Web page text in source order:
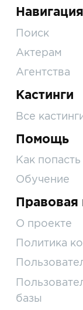
Навигация
Поиск
Актерам
Агентства
Кастинги
Все
Помощь
Как
Обучение
О проекте
Политика
базы